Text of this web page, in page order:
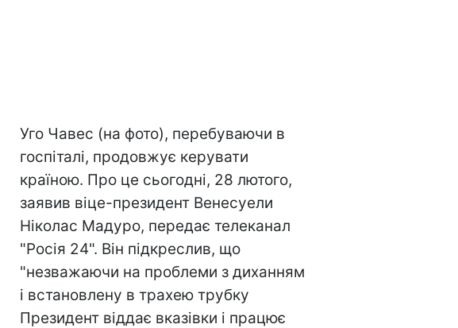
Уго Чавес (на фото), перебуваючи в
госпіталі, продовжує керувати
країною. Про це сьогодні, 28 лютого,
заявив віце-президент Венесуели
Ніколас Мадуро, передає телеканал
"Росія 24". Він підкреслив, що
"незважаючи на проблеми з диханням
і встановлену в трахею трубку
Президент віддає вказівки і працює